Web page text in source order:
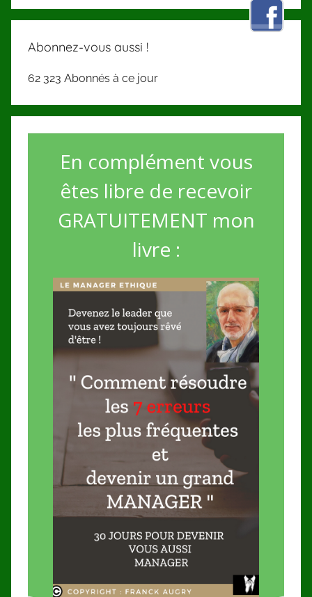
Abonnez-vous aussi !
62 323 Abonnés à ce jour
En complément vous
êtes libre de recevoir
GRATUITEMENT mon
livre :